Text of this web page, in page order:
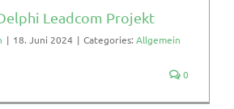
Leadcom Projekt
| 18. Juni 2024 | Categories: Allgemein
0